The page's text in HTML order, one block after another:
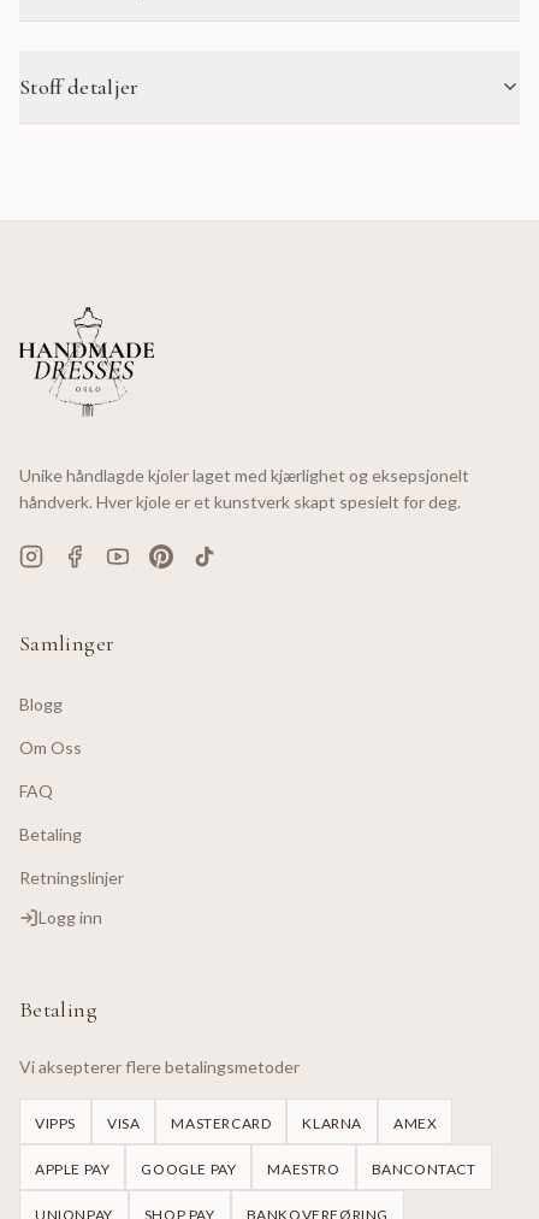
Stoff detaljer
Unike håndlagde kjoler laget med kjærlighet og eksepsjonelt
håndverk. Hver kjole er et kunstverk skapt spesielt for deg.
Samlinger
Blogg
Om Oss
FAQ
Betaling
Retningslinjer
Logg inn
Betaling
Vi aksepterer flere betalingsmetoder
VIPPS VISA MASTERCARD KLARNA AMEX
APPLE PAY GOOGLE PAY MAESTRO BANCONTACT
UNIONPAY SHOP PAY BANKOVERFØRING